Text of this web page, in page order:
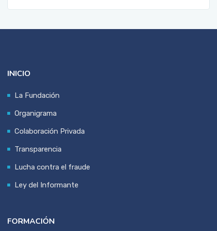
INICIO
La Fundación
Organigrama
Colaboración Privada
Transparencia
Lucha contra el fraude
Ley del Informante
FORMACIÓN